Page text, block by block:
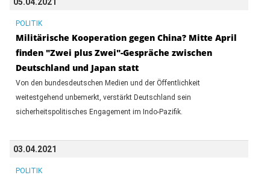
POLITIK
Militärische Kooperation gegen China? Mitte April
finden "Zwei plus Zwei"-Gespräche zwischen
Deutschland und Japan statt
Von den bundesdeutschen Medien und der Öffentlichkeit
weitestgehend unbemerkt, verstärkt Deutschland sein
sicherheitspolitisches Engagement im Indo-Pazifik.
03.04.2021
POLITIK